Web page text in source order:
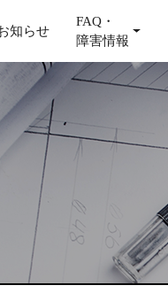
知らせ
FAQ・
障害情報